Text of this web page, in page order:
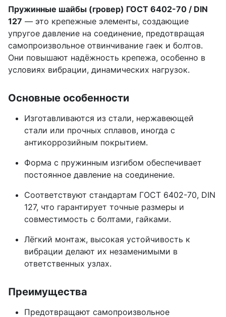
Пружинные шайбы (гровер) ГОСТ 6402-70 / DIN
127 — это крепежные элементы, создающие
упругое давление на соединение, предотвращая
самопроизвольное отвинчивание гаек и болтов.
Они повышают надёжность крепежа, особенно в
условиях вибрации, динамических нагрузок.
Основные особенности
Изготавливаются из стали, нержавеющей
стали или прочных сплавов, иногда с
антикоррозийным покрытием.
Форма с пружинным изгибом обеспечивает
постоянное давление на соединение.
Соответствуют стандартам ГОСТ 6402-70, DIN
127, что гарантирует точные размеры и
совместимость с болтами, гайками.
Лёгкий монтаж, высокая устойчивость к
вибрации делают их незаменимыми в
ответственных узлах.
Преимущества
Предотвращают самопроизвольное